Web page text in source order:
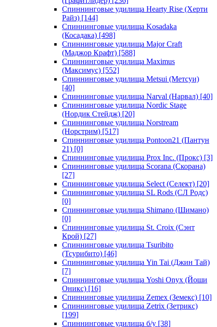
Спиннинговые удилища Hearty Rise (Херти
Райз) [144]
Спиннинговые удилища Kosadaka
(Косадака) [498]
Спиннинговые удилища Major Craft
(Маджор Крафт) [588]
Спиннинговые удилища Maximus
(Максимус) [552]
Спиннинговые удилища Metsui (Метсуи)
[40]
Спиннинговые удилища Narval (Нарвал) [40]
Спиннинговые удилища Nordic Stage
(Нордик Стейдж) [20]
Спиннинговые удилища Norstream
(Норстрим) [517]
Спиннинговые удилища Pontoon21 (Пантун
21) [0]
Спиннинговые удилища Prox Inc. (Прокс) [3]
Спиннинговые удилища Scorana (Скорана)
[27]
Спиннинговые удилища Select (Селект) [20]
Спиннинговые удилища SL Rods (СЛ Родс)
[0]
Спиннинговые удилища Shimano (Шимано)
[0]
Спиннинговые удилища St. Croix (Сэнт
Крой) [27]
Спиннинговые удилища Tsuribito
(Тсурибито) [46]
Спиннинговые удилища Yin Tai (Джин Тай)
[7]
Спиннинговые удилища Yoshi Onyx (Йоши
Оникс) [16]
Спиннинговые удилища Zemex (Земекс) [10]
Спиннинговые удилища Zetrix (Зетрикс)
[199]
Спиннинговые удилища б/у [38]